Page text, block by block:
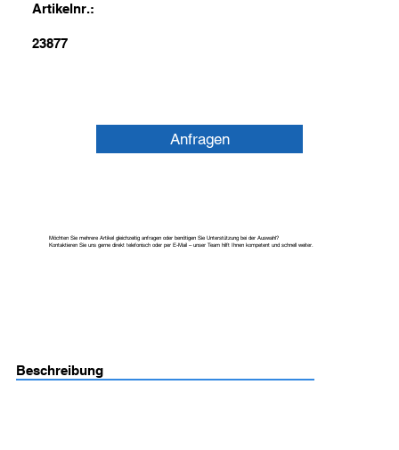
Artikelnr.:
23877
Anfragen
Möchten Sie mehrere Artikel gleichzeitig anfragen oder benötigen Sie Unterstützung bei der Auswahl?
Kontaktieren Sie uns gerne direkt telefonisch oder per E-Mail – unser Team hilft Ihnen kompetent und schnell weiter.
Beschreibung